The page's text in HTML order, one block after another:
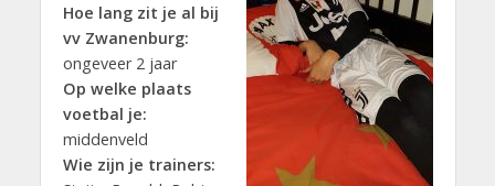
Hoe lang zit je al bij
vv Zwanenburg:
ongeveer 2 jaar
Op welke plaats
voetbal je:
middenveld
Wie zijn je trainers: